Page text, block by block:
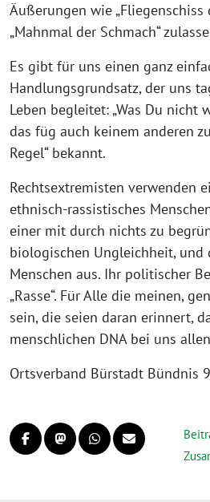
Äußerungen wie „Fliegenschiss
„Mahnmal der Schmach“
Es gibt für uns einen ganz
Handlungsgrundsatz, der uns
Leben begleitet: „Was Du nicht
das füg auch keinem anderen
Regel“ bekannt.
Rechtsextremisten verwenden
ethnisch-rassistisches
einer mit durch nichts zu
biologischen Ungleichheit, und
Menschen aus. Ihr politischer
„Rasse“. Für Alle die meinen,
sein, die seien daran erinnert,
menschlichen DNA bei uns
Ortsverband Bürstadt Bündnis